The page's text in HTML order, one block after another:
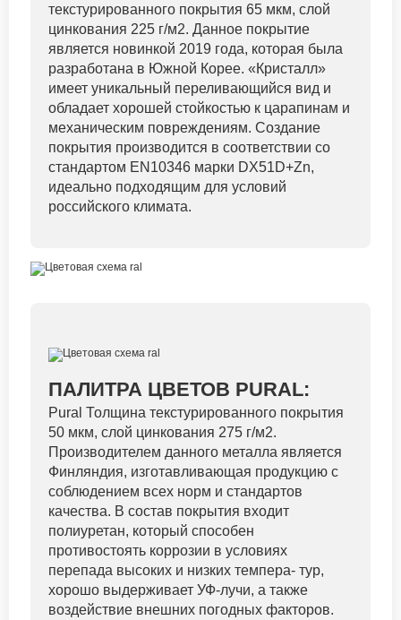
текстурированного покрытия 65 мкм, слой
цинкования 225 г/м2. Данное покрытие
является новинкой 2019 года, которая была
разработана в Южной Корее. «Кристалл»
имеет уникальный переливающийся вид и
обладает хорошей стойкостью к царапинам и
механическим повреждениям. Создание
покрытия производится в соответствии со
стандартом EN10346 марки DX51D+Zn,
идеально подходящим для условий
российского климата.
ПАЛИТРА ЦВЕТОВ PURAL:
Pural Толщина текстурированного покрытия
50 мкм, слой цинкования 275 г/м2.
Производителем данного металла является
Финляндия, изготавливающая продукцию с
соблюдением всех норм и стандартов
качества. В состав покрытия входит
полиуретан, который способен
противостоять коррозии в условиях
перепада высоких и низких темпера- тур,
хорошо выдерживает УФ-лучи, а также
воздействие внешних погодных факторов.